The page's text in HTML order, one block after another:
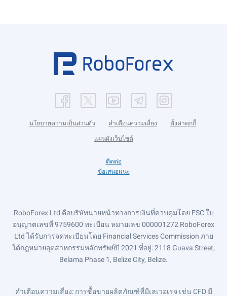
นโยบายความเป็นส่วนตัว คำเตือนความเสี่ยง ตั้งค่าคุกกี้
แผนผังเว็บไซต์
ติดต่อ
ข้อเสนอแนะ
RoboForex Ltd คือบริษัทนายหน้าทางการเงินที่ควบคุมโดย FSC ใบ
อนุญาตเลขที่ 9759600 ทะเบียน หมายเลข 000001272 RoboForex
Ltd ได้รับการจดทะเบียนโดย Financial Services Commission ภาย
ใต้กฎหมายอุตสาหกรรมหลักทรัพย์ปี 2021 ที่อยู่: 2118 Guava Street,
Belama Phase 1, Belize City, Belize.
คำเตือนความเสี่ยง: การซื้อขายผลิตภัณฑ์ที่มีเลเวอเรจ เช่น CFD มี